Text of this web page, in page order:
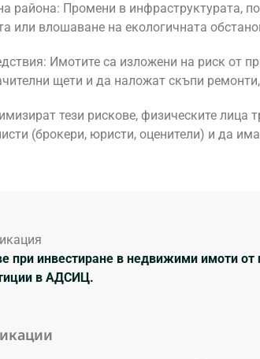
района: Промени в инфраструктурата,
или влошаване на екологичната
Имотите са изложени на риск от
щети и да наложат скъпи
тези рискове, физическите лица
(брокери, юристи, оценители) и да
при инвестиране в недвижими имоти от
в АДСИЦ.